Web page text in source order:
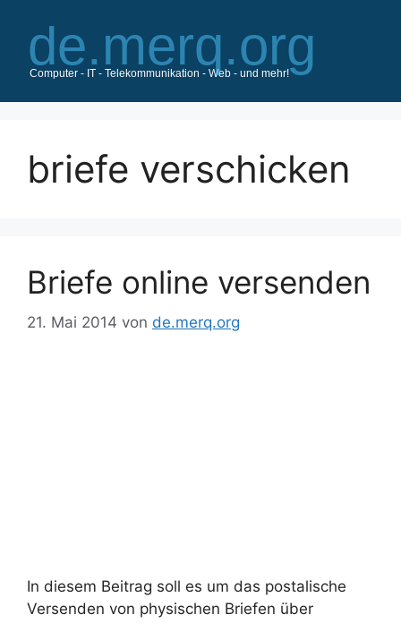
Inhalt
springen
briefe verschicken
Briefe online versenden
21. Mai 2014 von de.merq.org
In diesem Beitrag soll es um das postalische
Versenden von physischen Briefen über